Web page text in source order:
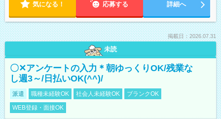
気になる！ 応募する 詳細へ
掲載日：2026.07.31
未読
〇✕アンケートの入力＊朝ゆっくりOK/残業な
し週3～/日払いOK(^^)/
派遣 職種未経験OK 社会人未経験OK
ブランクOK
WEB登録・面接OK